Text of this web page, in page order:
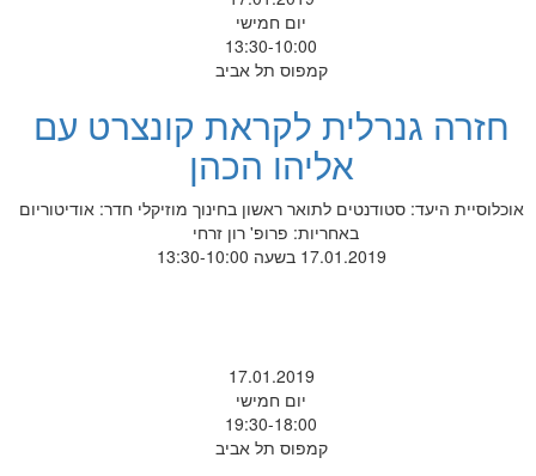
יום חמישי
13:30-10:00
קמפוס תל אביב
חזרה גנרלית לקראת קונצרט עם
אליהו הכהן
אוכלוסיית היעד: סטודנטים לתואר ראשון בחינוך מוזיקלי חדר: אודיטוריום
באחריות: פרופ' רון זרחי
17.01.2019 בשעה 13:30-10:00
17.01.2019
יום חמישי
19:30-18:00
קמפוס תל אביב